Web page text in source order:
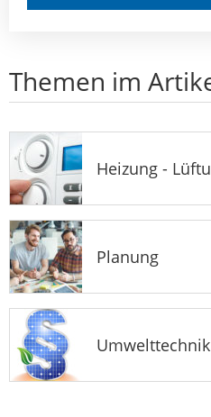
Themen im
Heizung -
Planung
Umwelttechnik